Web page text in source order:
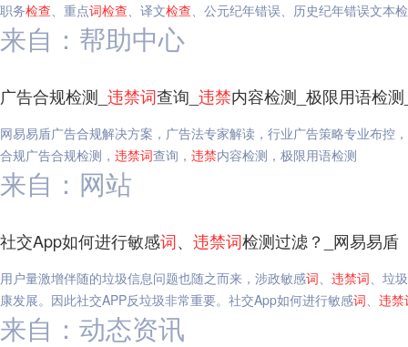
职务检查、重点词检查、译文检查、公元纪年错误、历史纪年错误文本
来自：帮助中心
广告合规检测_ 违禁词查询_ 违禁内容检测_极限用语检
网易易盾广告合规解决方案，广告法专家解读，行业广告策略专业布控
合规广告合规检测， 违禁词查询， 违禁内容检测，极限用语检测
来自：网站
社交App如何进行敏感词、 违禁词检测过滤？_网易易盾
用户量激增伴随的垃圾信息问题也随之而来，涉政敏感词、 违禁词、垃
康发展。因此社交APP反垃圾非常重要。社交App如何进行敏感词、 违禁
来自：动态资讯